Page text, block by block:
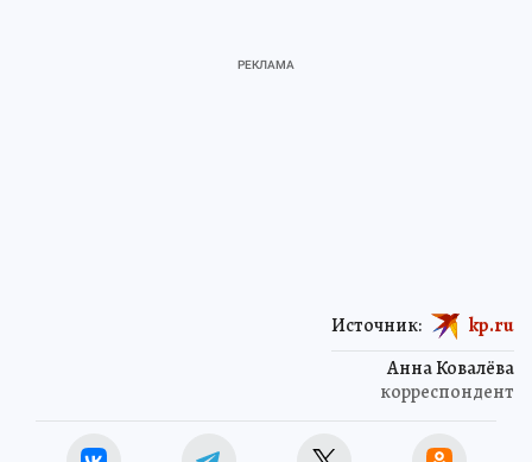
Анна Ковалёва
корреспондент
Источник: kp.ru